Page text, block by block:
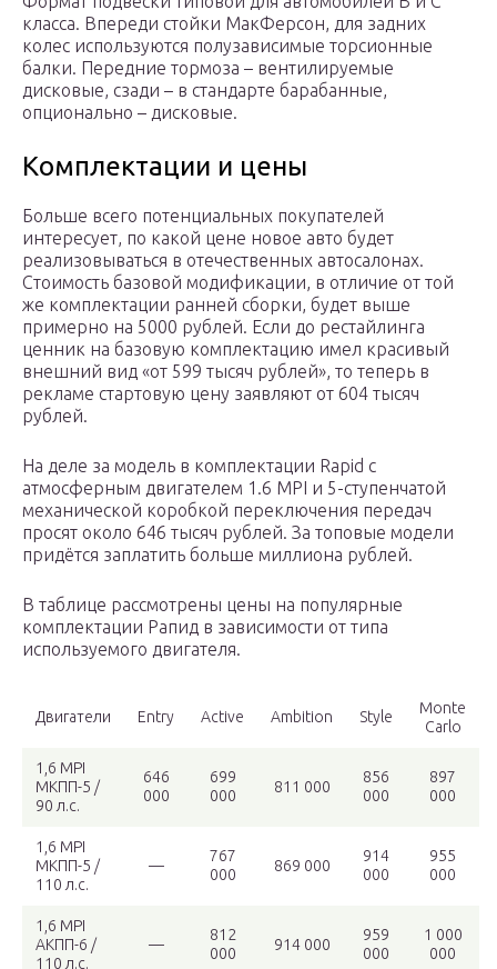
класса. Впереди стойки МакФерсон, для задних
колес используются полузависимые торсионные
балки. Передние тормоза – вентилируемые
дисковые, сзади – в стандарте барабанные,
опционально – дисковые.
Комплектации и цены
Больше всего потенциальных покупателей
интересует, по какой цене новое авто будет
реализовываться в отечественных автосалонах.
Стоимость базовой модификации, в отличие от той
же комплектации ранней сборки, будет выше
примерно на 5000 рублей. Если до рестайлинга
ценник на базовую комплектацию имел красивый
внешний вид «от 599 тысяч рублей», то теперь в
рекламе стартовую цену заявляют от 604 тысяч
рублей.
На деле за модель в комплектации Rapid с
атмосферным двигателем 1.6 MPI и 5-ступенчатой
механической коробкой переключения передач
просят около 646 тысяч рублей. За топовые модели
придётся заплатить больше миллиона рублей.
В таблице рассмотрены цены на популярные
комплектации Рапид в зависимости от типа
используемого двигателя.
Двигатели Entry Active Ambition Style
Monte
Carlo
1,6 MPI
МКПП-5 /
90 л.с.
646
000
699
000
811 000
856
000
897
000
1,6 MPI
МКПП-5 /
110 л.с.
—
767
000
869 000
914
000
955
000
1,6 MPI
АКПП-6 /
110 л.с.
—
812
000
914 000
959
000
1 000
000